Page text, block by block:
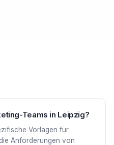
Teams in Leipzig?
Vorlagen für
Anforderungen von